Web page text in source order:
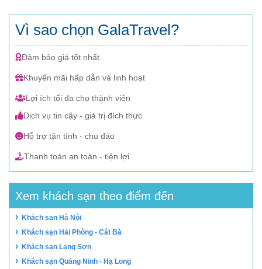
Vì sao chọn GalaTravel?
Đảm bảo giá tốt nhất
Khuyến mãi hấp dẫn và linh hoạt
Lợi ích tối đa cho thành viên
Dịch vụ tin cậy - giá trị đích thực
Hỗ trợ tận tình - chu đáo
Thanh toán an toàn - tiện lợi
Xem khách sạn theo điểm đến
› Khách sạn Hà Nội
› Khách sạn Hải Phòng - Cát Bà
› Khách sạn Lạng Sơn
› Khách sạn Quảng Ninh - Hạ Long